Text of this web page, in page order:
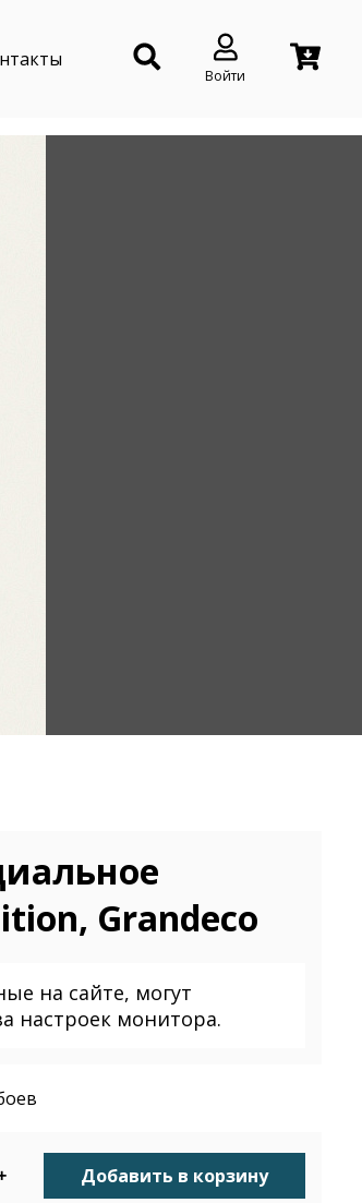
Войти
Grandeco
на сайте, могут
настроек монитора.
Добавить в корзину